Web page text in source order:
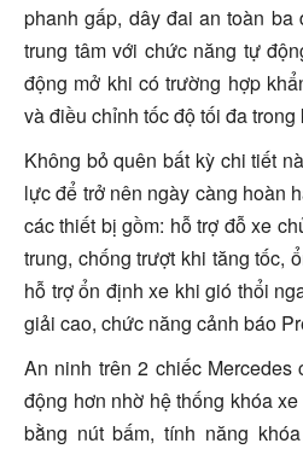
phanh gấp, dây đai an toàn
trung tâm với chức năng tự
động mở khi có trường hợp
và điều chỉnh tốc độ tối đa
Không bỏ quên bất kỳ chi tiết
lực để trở nên ngày càng hoàn
các thiết bị gồm: hỗ trợ đỗ xe
trung, chống trượt khi tăng tốc,
hỗ trợ ổn định xe khi gió thổi
giải cao, chức năng cảnh báo
An ninh trên 2 chiếc Mercedes
động hơn nhờ hệ thống khóa
bằng nút bấm, tính năng